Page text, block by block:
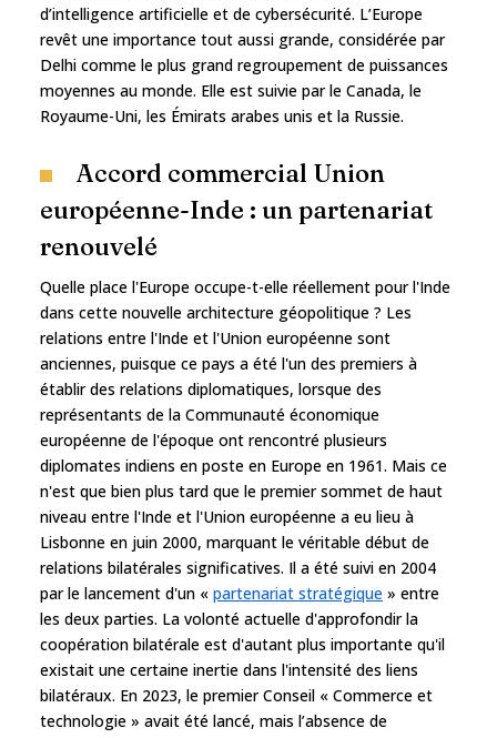
d’intelligence artificielle et de cybersécurité. L’Europe
revêt une importance tout aussi grande, considérée par
Delhi comme le plus grand regroupement de puissances
moyennes au monde. Elle est suivie par le Canada, le
Royaume-Uni, les Émirats arabes unis et la Russie.
Accord commercial Union
européenne-Inde : un partenariat
renouvelé
Quelle place l'Europe occupe-t-elle réellement pour l'Inde
dans cette nouvelle architecture géopolitique ? Les
relations entre l'Inde et l'Union européenne sont
anciennes, puisque ce pays a été l'un des premiers à
établir des relations diplomatiques, lorsque des
représentants de la Communauté économique
européenne de l'époque ont rencontré plusieurs
diplomates indiens en poste en Europe en 1961. Mais ce
n'est que bien plus tard que le premier sommet de haut
niveau entre l'Inde et l'Union européenne a eu lieu à
Lisbonne en juin 2000, marquant le véritable début de
relations bilatérales significatives. Il a été suivi en 2004
par le lancement d'un « partenariat stratégique » entre
les deux parties. La volonté actuelle d'approfondir la
coopération bilatérale est d'autant plus importante qu'il
existait une certaine inertie dans l'intensité des liens
bilatéraux. En 2023, le premier Conseil « Commerce et
technologie » avait été lancé, mais l’absence de